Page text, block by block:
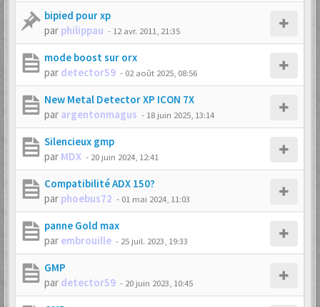
bipied pour xp
par philippau - 12 avr. 2011, 21:35
mode boost sur orx
par detector59 - 02 août 2025, 08:56
New Metal Detector XP ICON 7X
par argentonmagus - 18 juin 2025, 13:14
Silencieux gmp
par MDX - 20 juin 2024, 12:41
Compatibilité ADX 150?
par phoebus72 - 01 mai 2024, 11:03
panne Gold max
par embrouille - 25 juil. 2023, 19:33
GMP
par detector59 - 20 juin 2023, 10:45